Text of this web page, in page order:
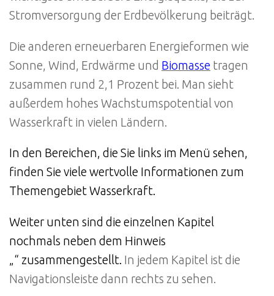
Stromversorgung der Erdbevölkerung beiträgt.
Die anderen erneuerbaren Energieformen wie
Sonne, Wind, Erdwärme und Biomasse tragen
zusammen rund 2,1 Prozent bei. Man sieht
außerdem hohes Wachstumspotential von
Wasserkraft in vielen Ländern.
In den Bereichen, die Sie links im Menü sehen,
finden Sie viele wertvolle Informationen zum
Themengebiet Wasserkraft.
Weiter unten sind die einzelnen Kapitel
nochmals neben dem Hinweis
„“ zusammengestellt. In jedem Kapitel ist die
Navigationsleiste dann rechts zu sehen.